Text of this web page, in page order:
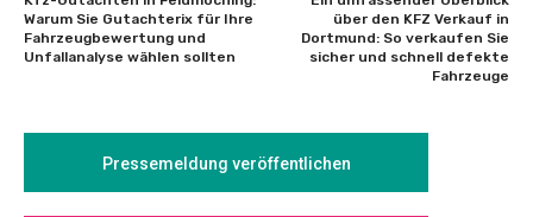
Warum Sie Gutachterix für Ihre
Fahrzeugbewertung und
Unfallanalyse wählen sollten
über den KFZ Verkauf in
Dortmund: So verkaufen Sie
sicher und schnell defekte
Fahrzeuge
Pressemeldung veröffentlichen